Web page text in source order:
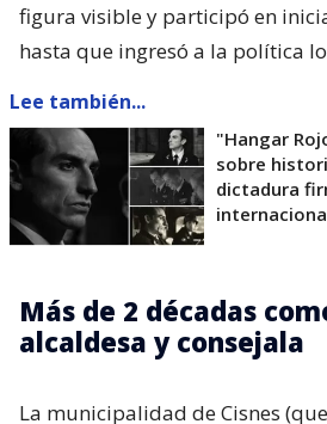
figura visible y participó en
hasta que ingresó a la política
Lee también...
"Hangar
sobre
dictadura
Más de 2 décadas
alcaldesa y consejala
La municipalidad de Cisnes